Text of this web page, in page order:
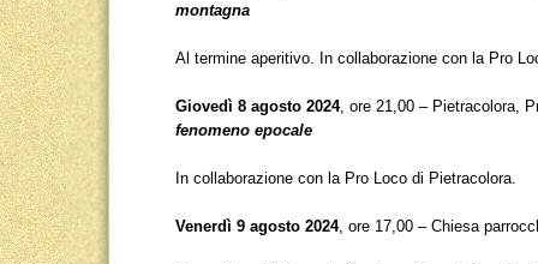
montagna
Al termine aperitivo. In collaborazione con la Pro
Giovedì 8 agosto 2024, ore 21,00 – Pietracolora,
fenomeno epocale
In collaborazione con la Pro Loco di Pietracolora.
Venerdì 9 agosto 2024, ore 17,00 – Chiesa